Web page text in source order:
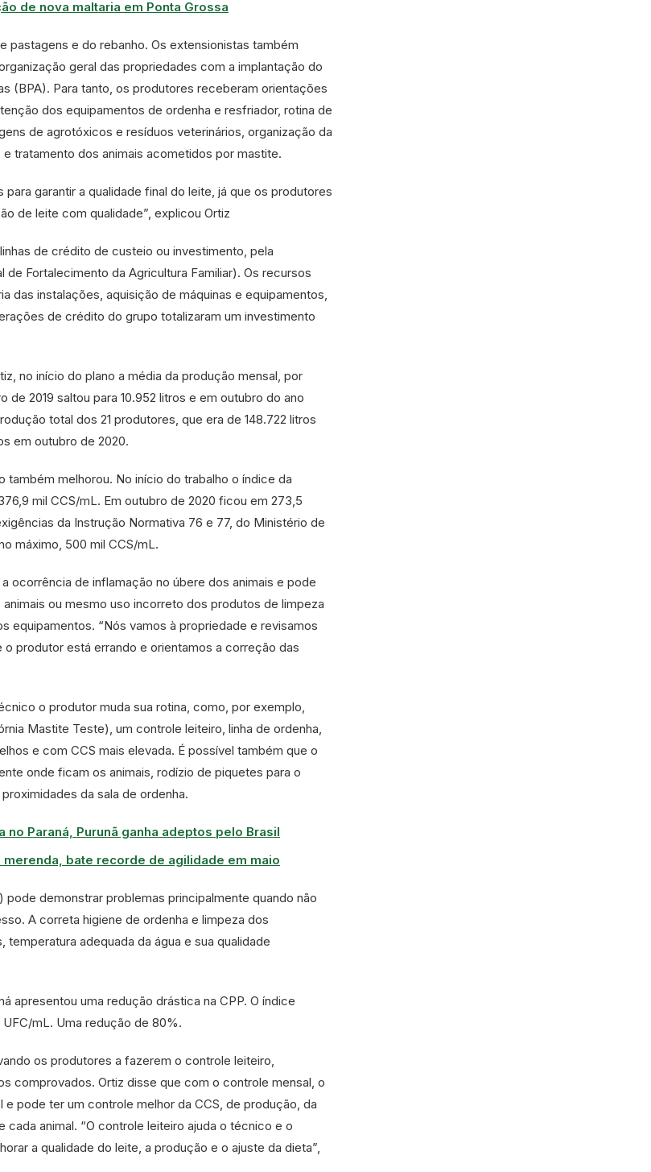
de nova maltaria em Ponta Grossa
pastagens e do rebanho. Os extensionistas também
geral das propriedades com a implantação do
(BPA). Para tanto, os produtores receberam orientações
dos equipamentos de ordenha e resfriador, rotina de
de agrotóxicos e resíduos veterinários, organização da
tratamento dos animais acometidos por mastite.
garantir a qualidade final do leite, já que os produtores
de leite com qualidade”, explicou Ortiz
de crédito de custeio ou investimento, pela
de Fortalecimento da Agricultura Familiar). Os recursos
das instalações, aquisição de máquinas e equipamentos,
de crédito do grupo totalizaram um investimento
no início do plano a média da produção mensal, por
de 2019 saltou para 10.952 litros e em outubro do ano
total dos 21 produtores, que era de 148.722 litros
em outubro de 2020.
melhorou. No início do trabalho o índice da
mil CCS/mL. Em outubro de 2020 ficou em 273,5
da Instrução Normativa 76 e 77, do Ministério de
máximo, 500 mil CCS/mL.
ocorrência de inflamação no úbere dos animais e pode
ou mesmo uso incorreto dos produtos de limpeza
equipamentos. “Nós vamos à propriedade e revisamos
produtor está errando e orientamos a correção das
o produtor muda sua rotina, como, por exemplo,
Mastite Teste), um controle leiteiro, linha de ordenha,
e com CCS mais elevada. É possível também que o
onde ficam os animais, rodízio de piquetes para o
da sala de ordenha.
Paraná, Purunã ganha adeptos pelo Brasil
merenda, bate recorde de agilidade em maio
demonstrar problemas principalmente quando não
A correta higiene de ordenha e limpeza dos
adequada da água e sua qualidade
apresentou uma redução drástica na CPP. O índice
UFC/mL. Uma redução de 80%.
os produtores a fazerem o controle leiteiro,
comprovados. Ortiz disse que com o controle mensal, o
pode ter um controle melhor da CCS, de produção, da
cada animal. “O controle leiteiro ajuda o técnico e o
a qualidade do leite, a produção e o ajuste da dieta”,